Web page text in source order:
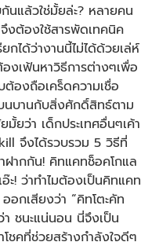
นแล้วใช่มั้ยล่ะ? หลายคน
งต้องใช้สารพัดเทคนิค
กได้ว่างานนี้ไม่ได้ด้วยเล่ห์
เฟ้นหาวิธีการต่างๆเพื่อ
องถือเคร็ดความเชื่อ
นบานกับสิ่งศักดิ์สิทธ์ตาม
ยว่า เด็กประเทศอื่นๆเค้า
จึงได้รวบรวม 5 วิธีที่
ฝากกัน! คิทแคทช็อคโกแล
! ว่าทำไมต้องเป็นคิทแคท
อกเสียงว่า “คิทโตะคัท
ชนะแน่นอน นี่จึงเป็น
ชคที่ช่วยสร้างกำลังใจดีๆ